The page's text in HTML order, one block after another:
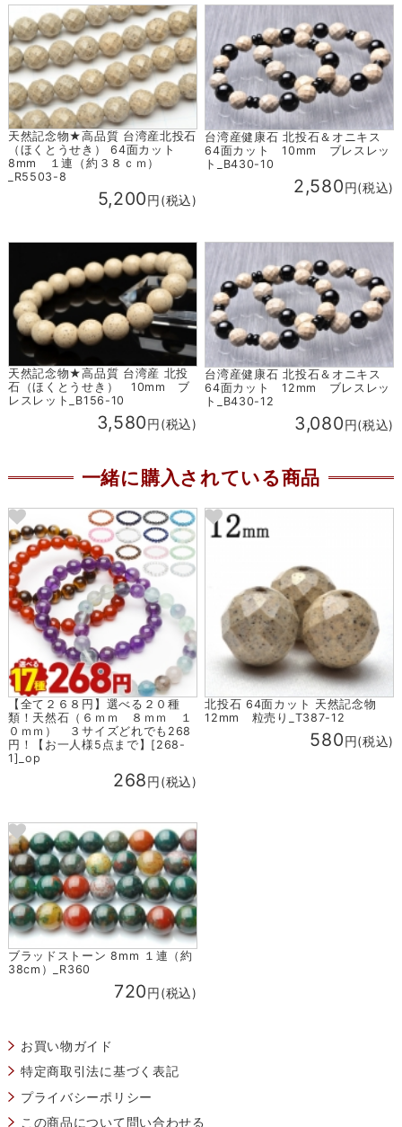
天然記念物★高品質 台湾産北投石
（ほくとうせき） 64面カット
8mm １連（約３８ｃｍ）
_R5503-8
5,200円(税込)
台湾産健康石 北投石＆オニキス
64面カット 10mm ブレスレッ
ト_B430-10
2,580円(税込)
天然記念物★高品質 台湾産 北投
石（ほくとうせき） 10mm ブ
レスレット_B156-10
3,580円(税込)
台湾産健康石 北投石＆オニキス
64面カット 12mm ブレスレッ
ト_B430-12
3,080円(税込)
一緒に購入されている商品
【全て２６８円】選べる２０種
類！天然石（６ｍｍ ８ｍｍ １
０ｍｍ） ３サイズどれでも268
円！【お一人様5点まで】[268-
1]_op
268円(税込)
北投石 64面カット 天然記念物
12mm 粒売り_T387-12
580円(税込)
ブラッドストーン 8mm １連（約
38cm）_R360
720円(税込)
お買い物ガイド
特定商取引法に基づく表記
プライバシーポリシー
この商品について問い合わせる